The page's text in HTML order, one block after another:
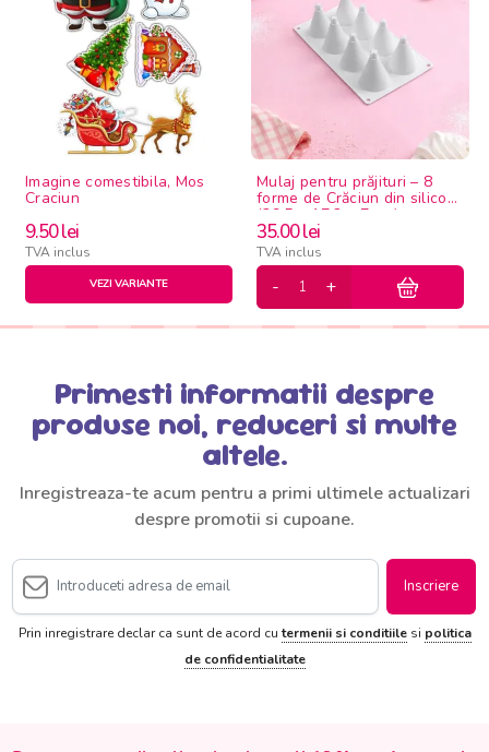
Imagine comestibila, Mos
Craciun
9.50lei
TVA inclus
VEZI VARIANTE
Mulaj pentru prăjituri – 8
forme de Crăciun din silicon
(29.5 × 17.2 × 7 cm)
35.00lei
TVA inclus
Primesti informatii despre
produse noi, reduceri si multe
altele.
Inregistreaza-te acum pentru a primi ultimele actualizari
despre promotii si cupoane.
Inscriere
Prin inregistrare declar ca sunt de acord cutermenii si conditiilesi politica
de confidentialitate